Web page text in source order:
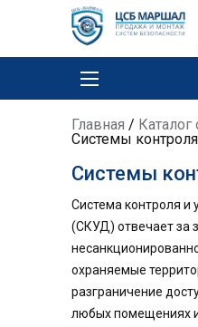
YOU ARE
Главная / Каталог
Системы
Системы
Система контроля и
(СКУД) отвечает за
охраняемые
разграничение
любых помещениях